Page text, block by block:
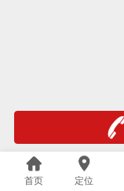
首页 定位